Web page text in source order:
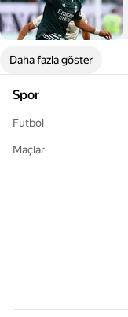
Daha fazla göster
Spor
Futbol
Maçlar